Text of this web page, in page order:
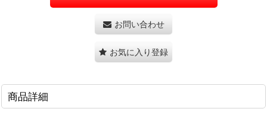
お問い合わせ
お気に入り登録
商品詳細